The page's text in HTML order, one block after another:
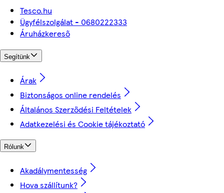
Tesco.hu
Ügyfélszolgálat - 0680222333
Áruházkereső
Segítünk
Árak
Biztonságos online rendelés
Általános Szerződési Feltételek
Adatkezelési és Cookie tájékoztató
Rólunk
Akadálymentesség
Hova szállítunk?